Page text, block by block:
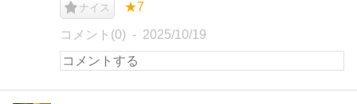
ナイス ★7
コメント(0) 2025/10/19